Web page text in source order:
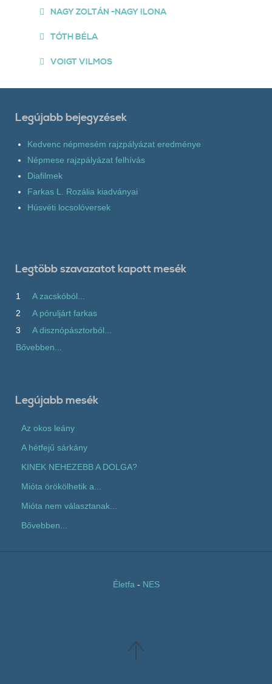
NAGY ZOLTÁN -NAGY ILONA
TÓTH BÉLA
VOIGT VILMOS
Legújabb bejegyzések
Kedvenc népmesém rajzpályázat eredménye
Népmese rajzpályázat felhívás
Diafilmek
Farkas L. Rozália kiadványai
Húsvéti locsolóversek
Legtöbb szavazatot kapott mesék
1
A zacskóból...
2
A póruljárt farkas
3
A disznópásztorból...
Bővebben...
Legújabb mesék
Az okos leány
A hétfejű sárkány
KINEK NEHEZEBB A DOLGA?
Mióta örökölhetik a...
Mióta nem választanak...
Bővebben...
Életfa - NES